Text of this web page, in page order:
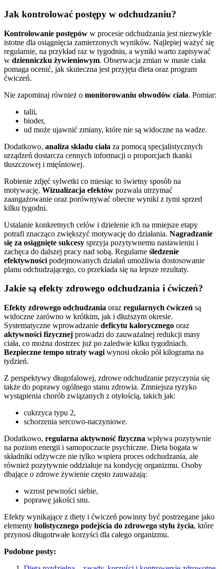
Jak kontrolować postępy w odchudzaniu?
Kontrolowanie postępów w procesie odchudzania jest niezwykle
istotne dla osiągnięcia zamierzonych wyników. Najlepiej ważyć się
regularnie, na przykład raz w tygodniu, a wyniki warto zapisywać
w dzienniczku żywieniowym. Obserwacja zmian w masie ciała
pomaga ocenić, jak skuteczna jest przyjęta dieta oraz program
ćwiczeń.
Nie zapominaj również o monitorowaniu obwodów ciała. Pomiar:
talii,
bioder,
ud może ujawnić zmiany, które nie są widoczne na wadze.
Dodatkowo, analiza składu ciała za pomocą specjalistycznych
urządzeń dostarcza cennych informacji o proporcjach tkanki
tłuszczowej i mięśniowej.
Robienie zdjęć sylwetki co miesiąc to świetny sposób na
motywację. Wizualizacja efektów pozwala utrzymać
zaangażowanie oraz porównywać obecne wyniki z tymi sprzed
kilku tygodni.
Ustalanie konkretnych celów i dzielenie ich na mniejsze etapy
potrafi znacząco zwiększyć motywację do działania. Nagradzanie
się za osiągnięte sukcesy sprzyja pozytywnemu nastawieniu i
zachęca do dalszej pracy nad sobą. Regularne śledzenie
efektywności podejmowanych działań umożliwia dostosowanie
planu odchudzającego, co przekłada się na lepsze rezultaty.
Jakie są efekty zdrowego odchudzania i ćwiczeń?
Efekty zdrowego odchudzania oraz regularnych ćwiczeń są
widoczne zarówno w krótkim, jak i dłuższym okresie.
Systematyczne wprowadzanie deficytu kalorycznego oraz
aktywności fizycznej prowadzi do zauważalnej redukcji masy
ciała, co można dostrzec już po zaledwie kilku tygodniach.
Bezpieczne tempo utraty wagi wynosi około pół kilograma na
tydzień.
Z perspektywy długofalowej, zdrowe odchudzanie przyczynia się
także do poprawy ogólnego stanu zdrowia. Zmniejsza ryzyko
wystąpienia chorób związanych z otyłością, takich jak:
cukrzyca typu 2,
schorzenia sercowo-naczyniowe.
Dodatkowo, regularna aktywność fizyczna wpływa pozytywnie
na poziom energii i samopoczucie psychiczne. Dieta bogata w
składniki odżywcze nie tylko wspiera proces odchudzania, ale
również pozytywnie oddziałuje na kondycję organizmu. Osoby
dbające o zdrowe żywienie często zauważają:
wzrost pewności siebie,
poprawę jakości snu.
Efekty wynikające z diety i ćwiczeń powinny być postrzegane jako
elementy holistycznego podejścia do zdrowego stylu życia, które
przynosi długotrwałe korzyści dla całego organizmu.
Podobne posty: